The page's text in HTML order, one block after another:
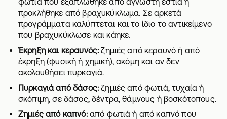
προκλήθηκε από βραχυκύκλωμα. Σε αρκετά
προγράμματα καλύπτεται και το ίδιο το αντικείμενο
που βραχυκύκλωσε και κάηκε.
Έκρηξη και κεραυνός: ζημιές από κεραυνό ή από
έκρηξη (φυσική ή χημική), ακόμη και αν δεν
ακολουθήσει πυρκαγιά.
Πυρκαγιά από δάσος: ζημιές από φωτιά, τυχαία ή
σκόπιμη, σε δάσος, δέντρα, θάμνους ή βοσκότοπους.
Ζημιές από καπνό:από φωτιά ή από καπνό που